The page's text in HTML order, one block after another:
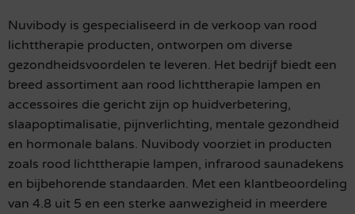
Nuvibody is gespecialiseerd in de verkoop van rood
lichttherapie producten, ontworpen om diverse
gezondheidsvoordelen te leveren. Het bedrijf biedt een
breed assortiment aan rood lichttherapie lampen en
accessoires die gericht zijn op huidverbetering,
slaapoptimalisatie, pijnverlichting, mentale gezondheid
en hormonale balans. Nuvibody voorziet in producten
zoals rood lichttherapie lampen, infrarood saunadekens
en bijbehorende standaarden. Met een klantbeoordeling
van 4.8 uit 5 en een sterke aanwezigheid in meerdere